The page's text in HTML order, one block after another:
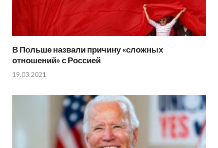
В Польше назвали причину «сложных
отношений» с Россией
19.03.2021